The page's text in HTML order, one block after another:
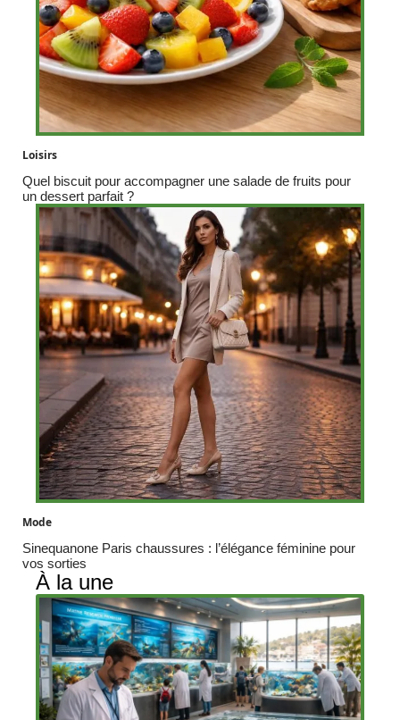
Loisirs
Quel biscuit pour accompagner une salade de fruits pour
un dessert parfait ?
Mode
Sinequanone Paris chaussures : l’élégance féminine pour
vos sorties
À la une